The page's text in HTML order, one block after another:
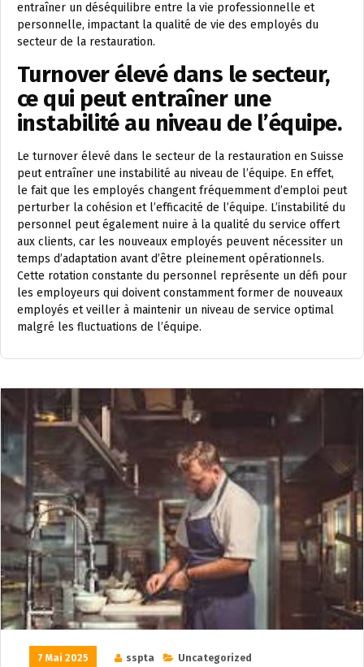
entraîner un déséquilibre entre la vie professionnelle et
personnelle, impactant la qualité de vie des employés du
secteur de la restauration.
Turnover élevé dans le secteur,
ce qui peut entraîner une
instabilité au niveau de l’équipe.
Le turnover élevé dans le secteur de la restauration en Suisse
peut entraîner une instabilité au niveau de l’équipe. En effet,
le fait que les employés changent fréquemment d’emploi peut
perturber la cohésion et l’efficacité de l’équipe. L’instabilité du
personnel peut également nuire à la qualité du service offert
aux clients, car les nouveaux employés peuvent nécessiter un
temps d’adaptation avant d’être pleinement opérationnels.
Cette rotation constante du personnel représente un défi pour
les employeurs qui doivent constamment former de nouveaux
employés et veiller à maintenir un niveau de service optimal
malgré les fluctuations de l’équipe.
7 Mai 2025 sspta
Uncategorized